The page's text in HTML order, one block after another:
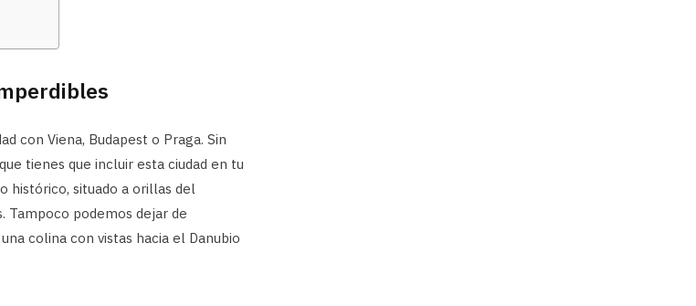
con Viena, Budapest o Praga. Sin
tienes que incluir esta ciudad en tu
histórico, situado a orillas del
Tampoco podemos dejar de
colina con vistas hacia el Danubio